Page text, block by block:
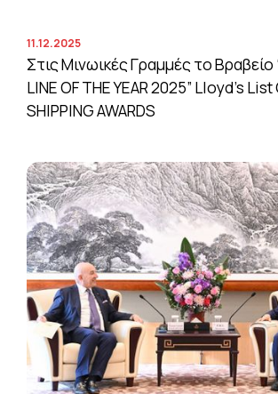
11.12.2025
Στις Μινωικές Γραμμές το Βραβείο
LINE OF THE YEAR 2025” Lloyd’s List
SHIPPING AWARDS